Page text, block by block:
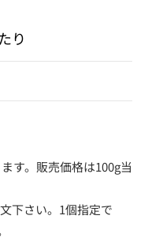
り
す。販売価格は100g当
下さい。1個指定で